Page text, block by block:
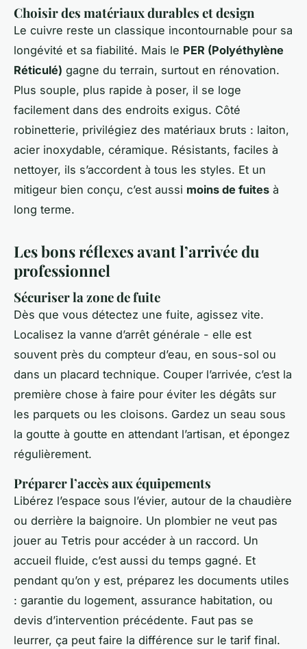
Choisir des matériaux durables et design
Le cuivre reste un classique incontournable pour sa
longévité et sa fiabilité. Mais le PER (Polyéthylène
Réticulé) gagne du terrain, surtout en rénovation.
Plus souple, plus rapide à poser, il se loge
facilement dans des endroits exigus. Côté
robinetterie, privilégiez des matériaux bruts : laiton,
acier inoxydable, céramique. Résistants, faciles à
nettoyer, ils s’accordent à tous les styles. Et un
mitigeur bien conçu, c’est aussi moins de fuites à
long terme.
Les bons réflexes avant l’arrivée du
professionnel
Sécuriser la zone de fuite
Dès que vous détectez une fuite, agissez vite.
Localisez la vanne d’arrêt générale - elle est
souvent près du compteur d’eau, en sous-sol ou
dans un placard technique. Couper l’arrivée, c’est la
première chose à faire pour éviter les dégâts sur
les parquets ou les cloisons. Gardez un seau sous
la goutte à goutte en attendant l’artisan, et épongez
régulièrement.
Préparer l’accès aux équipements
Libérez l’espace sous l’évier, autour de la chaudière
ou derrière la baignoire. Un plombier ne veut pas
jouer au Tetris pour accéder à un raccord. Un
accueil fluide, c’est aussi du temps gagné. Et
pendant qu’on y est, préparez les documents utiles
: garantie du logement, assurance habitation, ou
devis d’intervention précédente. Faut pas se
leurrer, ça peut faire la différence sur le tarif final.